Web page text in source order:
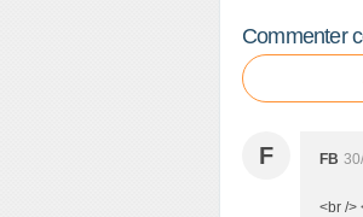
Commenter
F FB
<br />